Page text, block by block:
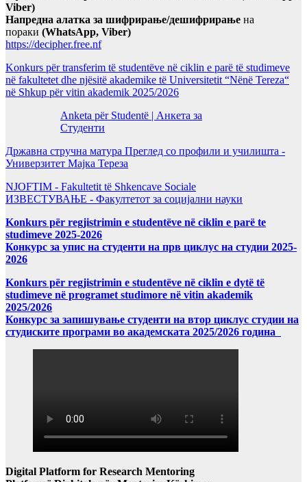
Viber)
Напредна алатка за шифрирање/дешифрирање на
пораки (WhatsApp, Viber)
https://decipher.free.nf
Konkurs për transferim të studentëve në ciklin e parë të studimeve
në fakultetet dhe njësitë akademike të Universitetit “Nënë Tereza“
në Shkup për vitin akademik 2025/2026
Anketa për Studentë | Анкета за
Студенти
Државна стручна матура Преглед со профили и училишта -
Универзитет Мајка Тереза
NJOFTIM - Fakultetit të Shkencave Sociale
ИЗВЕСТУВАЊЕ - Факултетот за социјални науки
Konkurs për regjistrimin e studentëve në ciklin e parë te
studimeve 2025-2026
Конкурс за упис на студенти на прв циклус на студии 2025-
2026
Konkurs për regjistrimin e studentëve në ciklin e dytë të
studimeve në programet studimore në vitin akademik
2025/2026
Конкурс за запишување студенти на втор циклус студии на
студиските програми во академската 2025/2026 година
Digital Platform for Research Mentoring